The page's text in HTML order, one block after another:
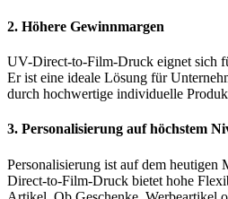
2. Höhere Gewinnmargen
UV-Direct-to-Film-Druck eignet sich
Er ist eine ideale Lösung für
durch hochwertige individuelle
3. Personalisierung auf höchstem
Personalisierung ist auf dem heutigen
Direct-to-Film-Druck bietet hohe